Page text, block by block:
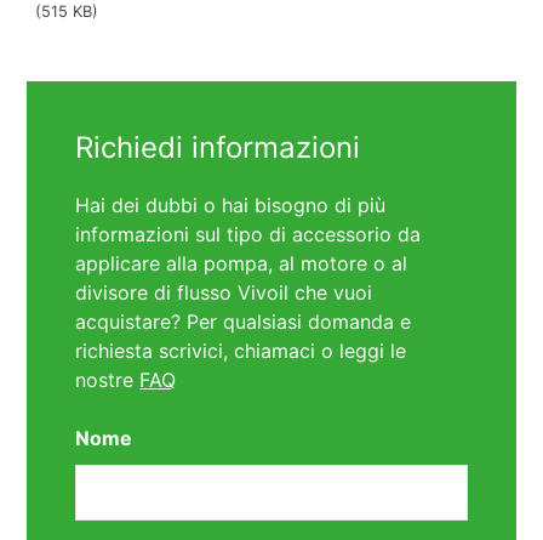
(515 KB)
Richiedi informazioni
Hai dei dubbi o hai bisogno di più
informazioni sul tipo di accessorio da
applicare alla pompa, al motore o al
divisore di flusso Vivoil che vuoi
acquistare? Per qualsiasi domanda e
richiesta scrivici, chiamaci o leggi le
nostre FAQ
Nome